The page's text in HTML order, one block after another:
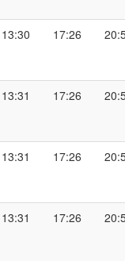
13:30 17:26
13:31 17:26
13:31 17:26
13:31 17:26